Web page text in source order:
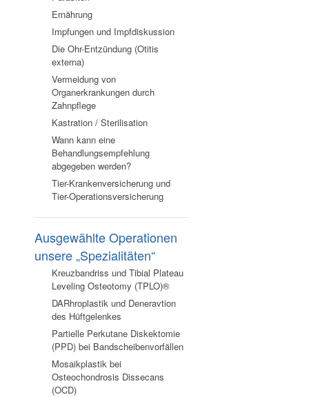
Ernährung
Impfungen und Impfdiskussion
Die Ohr-Entzündung (Otitis
externa)
Vermeidung von
Organerkrankungen durch
Zahnpflege
Kastration / Sterilisation
Wann kann eine
Behandlungsempfehlung
abgegeben werden?
Tier-Krankenversicherung und
Tier-Operationsversicherung
Ausgewählte Operationen
unsere „Spezialitäten“
Kreuzbandriss und Tibial Plateau
Leveling Osteotomy (TPLO)®
DARhroplastik und Deneravtion
des Hüftgelenkes
Partielle Perkutane Diskektomie
(PPD) bei Bandscheibenvorfällen
Mosaikplastik bei
Osteochondrosis Dissecans
(OCD)